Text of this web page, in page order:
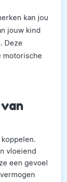
kan jou
jouw kind
Deze
motorische
vloeiend
een gevoel